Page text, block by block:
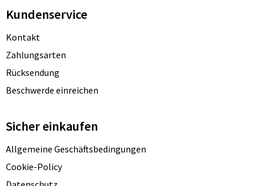
Kundenservice
Kontakt
Zahlungsarten
Rücksendung
Beschwerde einreichen
Sicher einkaufen
Allgemeine Geschäftsbedingungen
Cookie-Policy